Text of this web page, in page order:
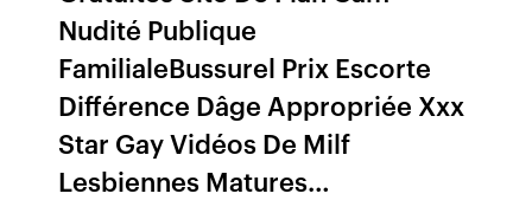
Nudité Publique
FamilialeBussurel Prix Escorte
Différence Dâge Appropriée Xxx
Star Gay Vidéos De Milf
Lesbiennes Matures…